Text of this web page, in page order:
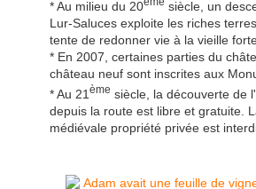
* Au milieu du 20
siècle, un
Lur-Saluces exploite les riches
tente de redonner vie à la vieille
* En 2007, certaines parties du
château neuf sont inscrites aux
* Au 21 ème siècle, la découverte de
depuis la route est libre et gratuite.
médiévale propriété privée est